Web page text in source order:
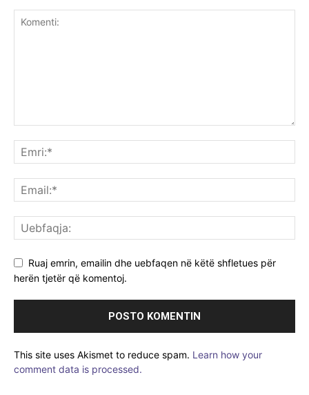
Ruaj emrin, emailin dhe uebfaqen në këtë shfletues për
herën tjetër që komentoj.
This site uses Akismet to reduce spam. Learn how your
comment data is processed.